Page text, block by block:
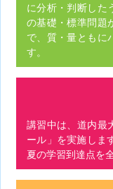
に分析・判断した
の基礎・標準問題
で、質・量ともに
す。
講習中は、道内最
ール」を実施しま
夏の学習到達点を